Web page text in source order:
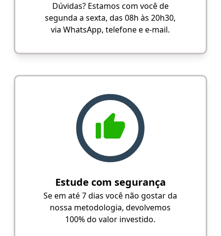
Dúvidas? Estamos com você de
segunda a sexta, das 08h às 20h30,
via WhatsApp, telefone e e-mail.
Estude com segurança
Se em até 7 dias você não gostar da
nossa metodologia, devolvemos
100% do valor investido.